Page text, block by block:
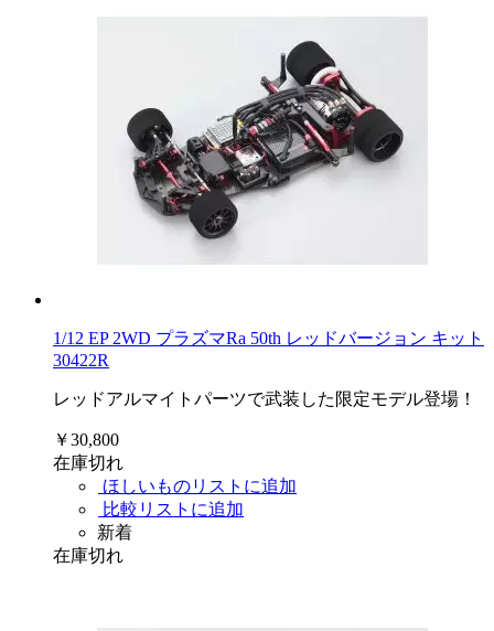
1/12 EP 2WD プラズマRa 50th レッドバージョン キット
30422R
レッドアルマイトパーツで武装した限定モデル登場！
￥30,800
在庫切れ
ほしいものリストに追加
比較リストに追加
新着
在庫切れ